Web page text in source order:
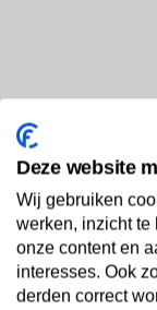
Deze website
Wij gebruiken
werken, inzicht te
onze content en
interesses. Ook
derden correct